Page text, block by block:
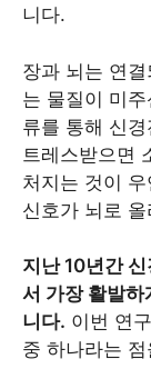
니다.
장과 뇌는 연
는 물질이 미
류를 통해 신
트레스받으면
처지는 것이
신호가 뇌로
지난 10년간
서 가장 활발하
니다. 이번 연
중 하나라는